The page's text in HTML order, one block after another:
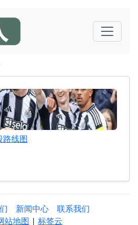
路线图
新闻中心
联系我们
站地图 | 标签云